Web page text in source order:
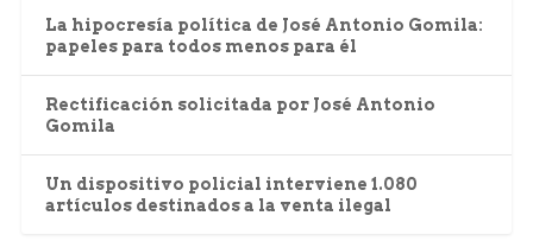
La hipocresía política de José Antonio Gomila:
papeles para todos menos para él
Rectificación solicitada por José Antonio
Gomila
Un dispositivo policial interviene 1.080
artículos destinados a la venta ilegal